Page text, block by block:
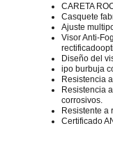
CARETA
Casquete
Ajuste
Visor Anti-
Diseño del
ipo burbuja
Resistencia
Resistencia
corrosivos.
Resistente a
Certificado